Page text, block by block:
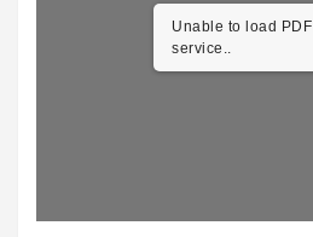
Unable to load PDF
service..